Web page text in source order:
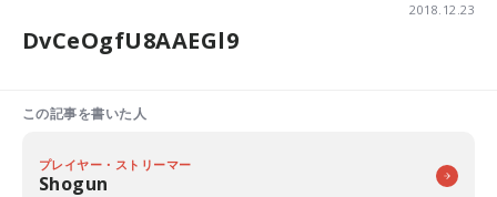
2018.12.23
DvCeOgfU8AAEGl9
この記事を書いた人
プレイヤー・ストリーマー
Shogun